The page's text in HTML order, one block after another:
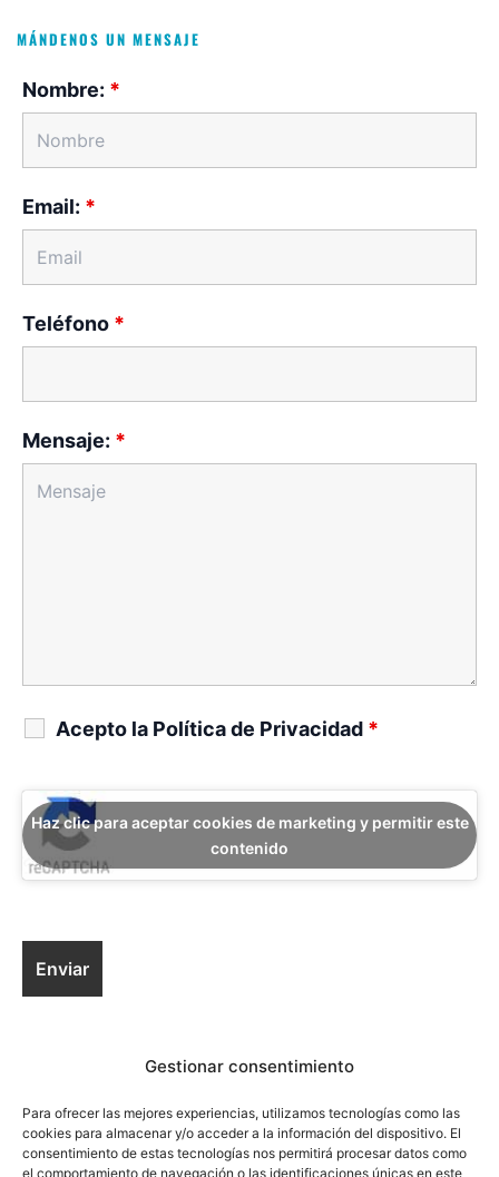
Gestionar consentimiento
Para ofrecer las mejores experiencias, utilizamos tecnologías como las
cookies para almacenar y/o acceder a la información del dispositivo. El
consentimiento de estas tecnologías nos permitirá procesar datos como
el comportamiento de navegación o las identificaciones únicas en este
MÁNDENOS UN MENSAJE
Nombre: *
Email: *
Teléfono *
Mensaje: *
Acepto la Política de Privacidad *
Haz clic para aceptar cookies de marketing y permitir este
contenido
Ver Política de Privacidad
Luis Pérez & Asociados. Abogados - Todos los derechos reservados